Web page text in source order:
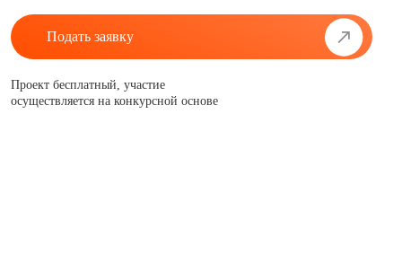
Подать заявку
Проект бесплатный, участие
осуществляется на конкурсной основе